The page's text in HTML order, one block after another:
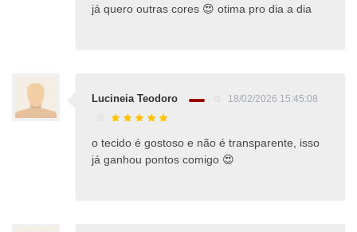
já quero outras cores 😍 otima pro dia a dia
Lucineia Teodoro 18/02/2026 15:45:08
o tecido é gostoso e não é transparente, isso
já ganhou pontos comigo 😍